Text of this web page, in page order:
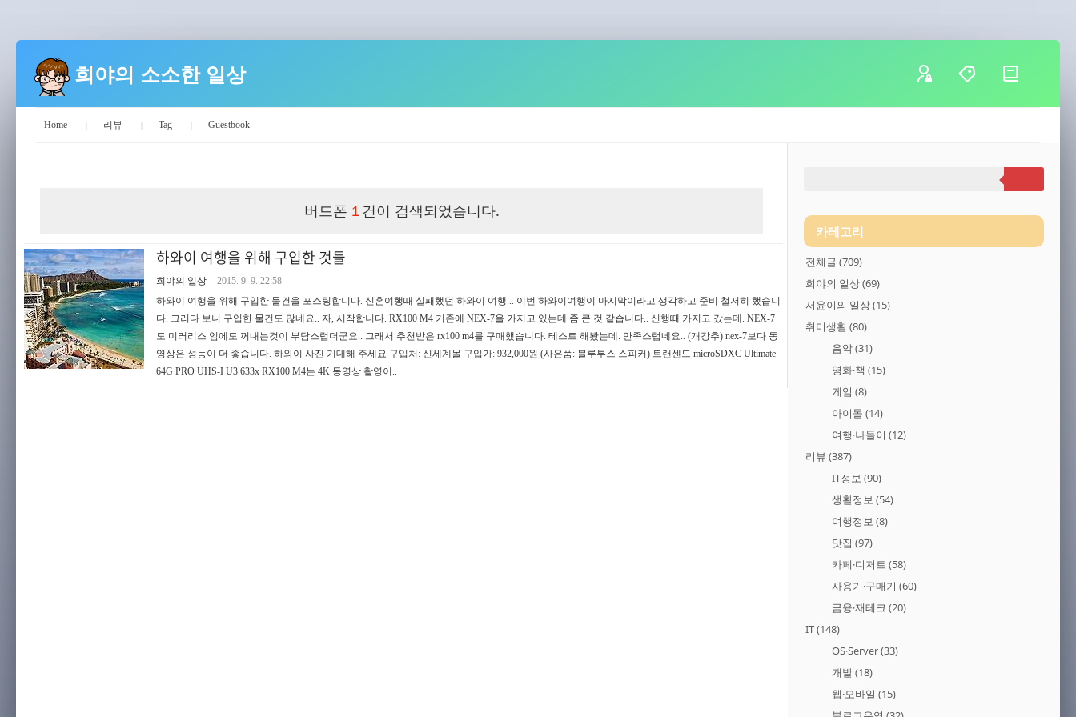
희야의 소소한 일상
Home 리뷰 Tag Guestbook
버드폰 1 건이 검색되었습니다.
하와이 여행을 위해 구입한 것들
희야의 일상
2015. 9. 9. 22:58
하와이 여행을 위해 구입한 물건을 포스팅합니다. 신혼여행때 실패했던 하와이 여행... 이번 하와이여행이 마지막이라고 생각하고 준비 철저히 했습니
다. 그러다 보니 구입한 물건도 많네요.. 자, 시작합니다. RX100 M4 기존에 NEX-7을 가지고 있는데 좀 큰 것 같습니다.. 신행때 가지고 갔는데. NEX-7
도 미러리스 임에도 꺼내는것이 부담스럽더군요.. 그래서 추천받은 rx100 m4를 구매했습니다. 테스트 해봤는데. 만족스럽네요.. (개강추) nex-7보다 동
영상은 성능이 더 좋습니다. 하와이 사진 기대해 주세요 구입처: 신세계몰 구입가: 932,000원 (사은품: 블루투스 스피커) 트랜센드 microSDXC Ultimate
64G PRO UHS-I U3 633x RX100 M4는 4K 동영상 촬영이..
카테고리
전체글 (709)
희야의 일상(69)
서윤이의 일상(15)
취미생활(80)
음악(31)
영화·책 (15)
게임 (8)
아이돌 (14)
여행·나들이 (12)
리뷰 (387)
IT정보 (90)
생활정보 (54)
여행정보 (8)
맛집 (97)
카페·디저트 (58)
사용기·구매기 (60)
금융·재테크 (20)
IT(148)
OS·Server(33)
개발(18)
웹·모바일 (15)